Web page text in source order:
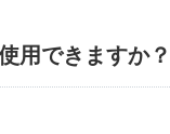
用できますか？